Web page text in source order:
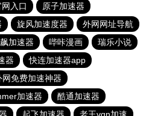
入口
原子加速器
旋风加速度器
外网网址导航
加速器 哔咔漫画
瑞乐小说
器
快连加速器app
网免费加速神器
加速器
酷通加速器